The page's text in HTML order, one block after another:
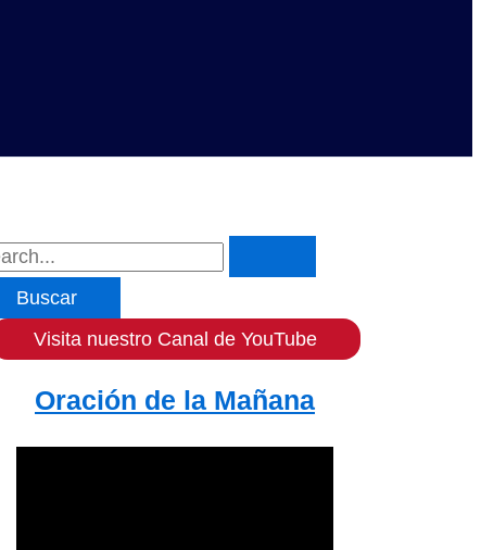
Visita nuestro Canal de YouTube
Oración de la Mañana